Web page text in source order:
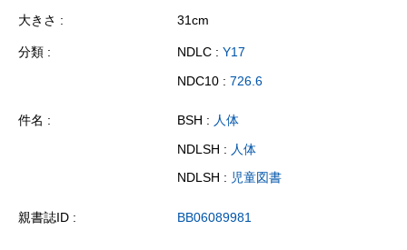
大きさ
31cm
分類 NDLC : Y17
NDC10 : 726.6
件名 BSH : 人体
NDLSH : 人体
NDLSH : 児童図書
親書誌ID BB06089981